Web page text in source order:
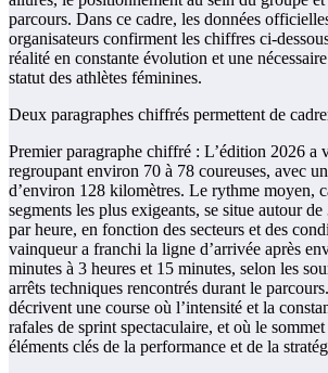
parcours. Dans ce cadre, les données
organisateurs confirment les chiffres
réalité en constante évolution et une
statut des athlètes féminines.
Deux paragraphes chiffrés permettent de
Premier paragraphe chiffré : L’édition 2026 a
regroupant environ 70 à 78 coureuses, avec
d’environ 128 kilomètres. Le rythme moyen,
segments les plus exigeants, se situe autour
par heure, en fonction des secteurs et des
vainqueur a franchi la ligne d’arrivée après
minutes à 3 heures et 15 minutes, selon les
arrêts techniques rencontrés durant le
décrivent une course où l’intensité et la
rafales de sprint spectaculaire, et où le
éléments clés de la performance et de la